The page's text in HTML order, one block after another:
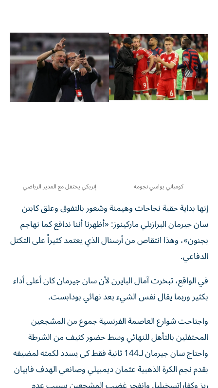
كومباني يواسي نجومه إنريكي يحتفل مع المدير الرياضي
إنها بداية حقبة نجاحات وهيمنة وشعور بالتفوق وعلق كابتن
سان جيرمان البرازيلي ماركينوز: «أظهرنا أننا ندافع كما نهاجم
بجنون»، وهذا انتقاص من أرسنال الذي يعتمد كثيراً على التكتل
الدفاعي.
في الواقع، تبخرت آمال البايرن لأن سان جيرمان كان أعلى أداء
بكثير وربما يقال نفس الشيء بعد نهائي بودابست.
واجتاحت شوارع العاصمة الفرنسية جموع من المشجعين
المحتفلين بالتأهل للنهائي وسط حضور كثيف من الشرطة
واحتاج سان جيرمان لـ144 ثانية فقط كي يسدد لكمته لمضيفه
بقدم نجم الكرة الذهبية عثمان ديمبيلي وصانعي الهدف فابيان